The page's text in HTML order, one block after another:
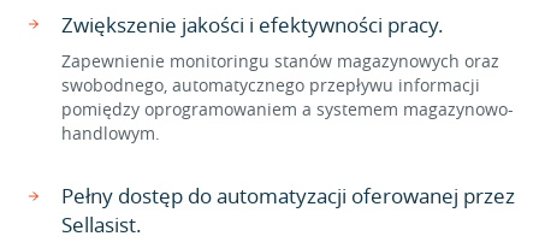
Zwiększenie jakości i efektywności pracy.
Zapewnienie monitoringu stanów magazynowych oraz
swobodnego, automatycznego przepływu informacji
pomiędzy oprogramowaniem a systemem magazynowo-
handlowym.
Pełny dostęp do automatyzacji oferowanej przez
Sellasist.